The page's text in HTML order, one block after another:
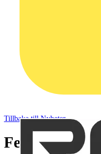
Tillbaka till Nyheter
Felkopplad